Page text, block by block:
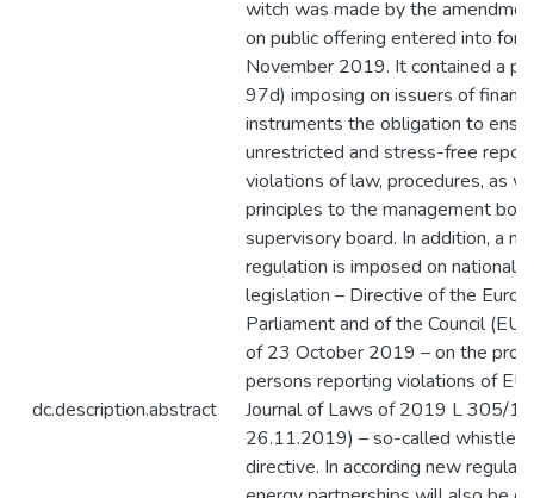
dc.description.abstract
witch was made by the
on public offering entered into
November 2019. It contained a
97d) imposing on issuers of
instruments the obligation to
unrestricted and stress-free
violations of law, procedures, as
principles to the management
supervisory board. In addition, a
regulation is imposed on national
legislation – Directive of the
Parliament and of the Council
of 23 October 2019 – on the
persons reporting violations of
Journal of Laws of 2019 L 305/
26.11.2019) – so-called
directive. In according new